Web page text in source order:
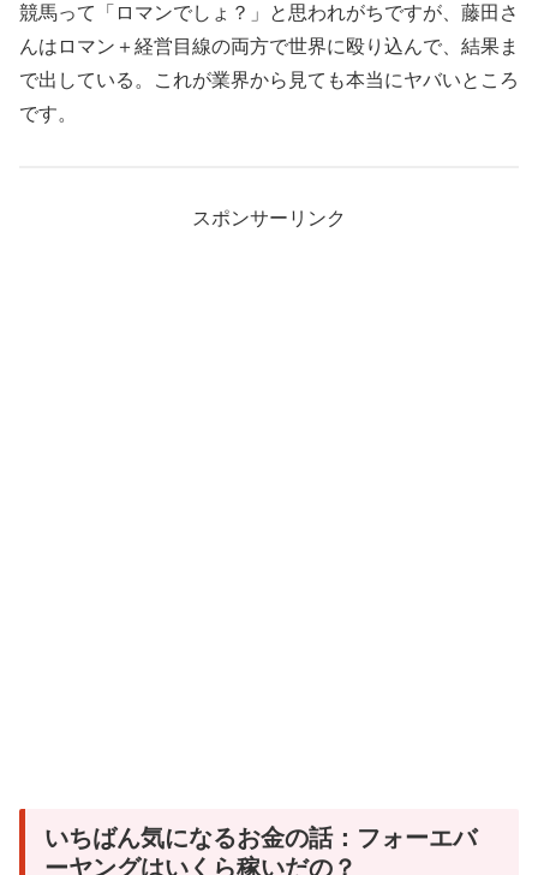
競馬って「ロマンでしょ？」と思われがちですが、藤田さ
んはロマン＋経営目線の両方で世界に殴り込んで、結果ま
で出している。これが業界から見ても本当にヤバいところ
です。
スポンサーリンク
いちばん気になるお金の話：フォーエバ
ーヤングはいくら稼いだの？